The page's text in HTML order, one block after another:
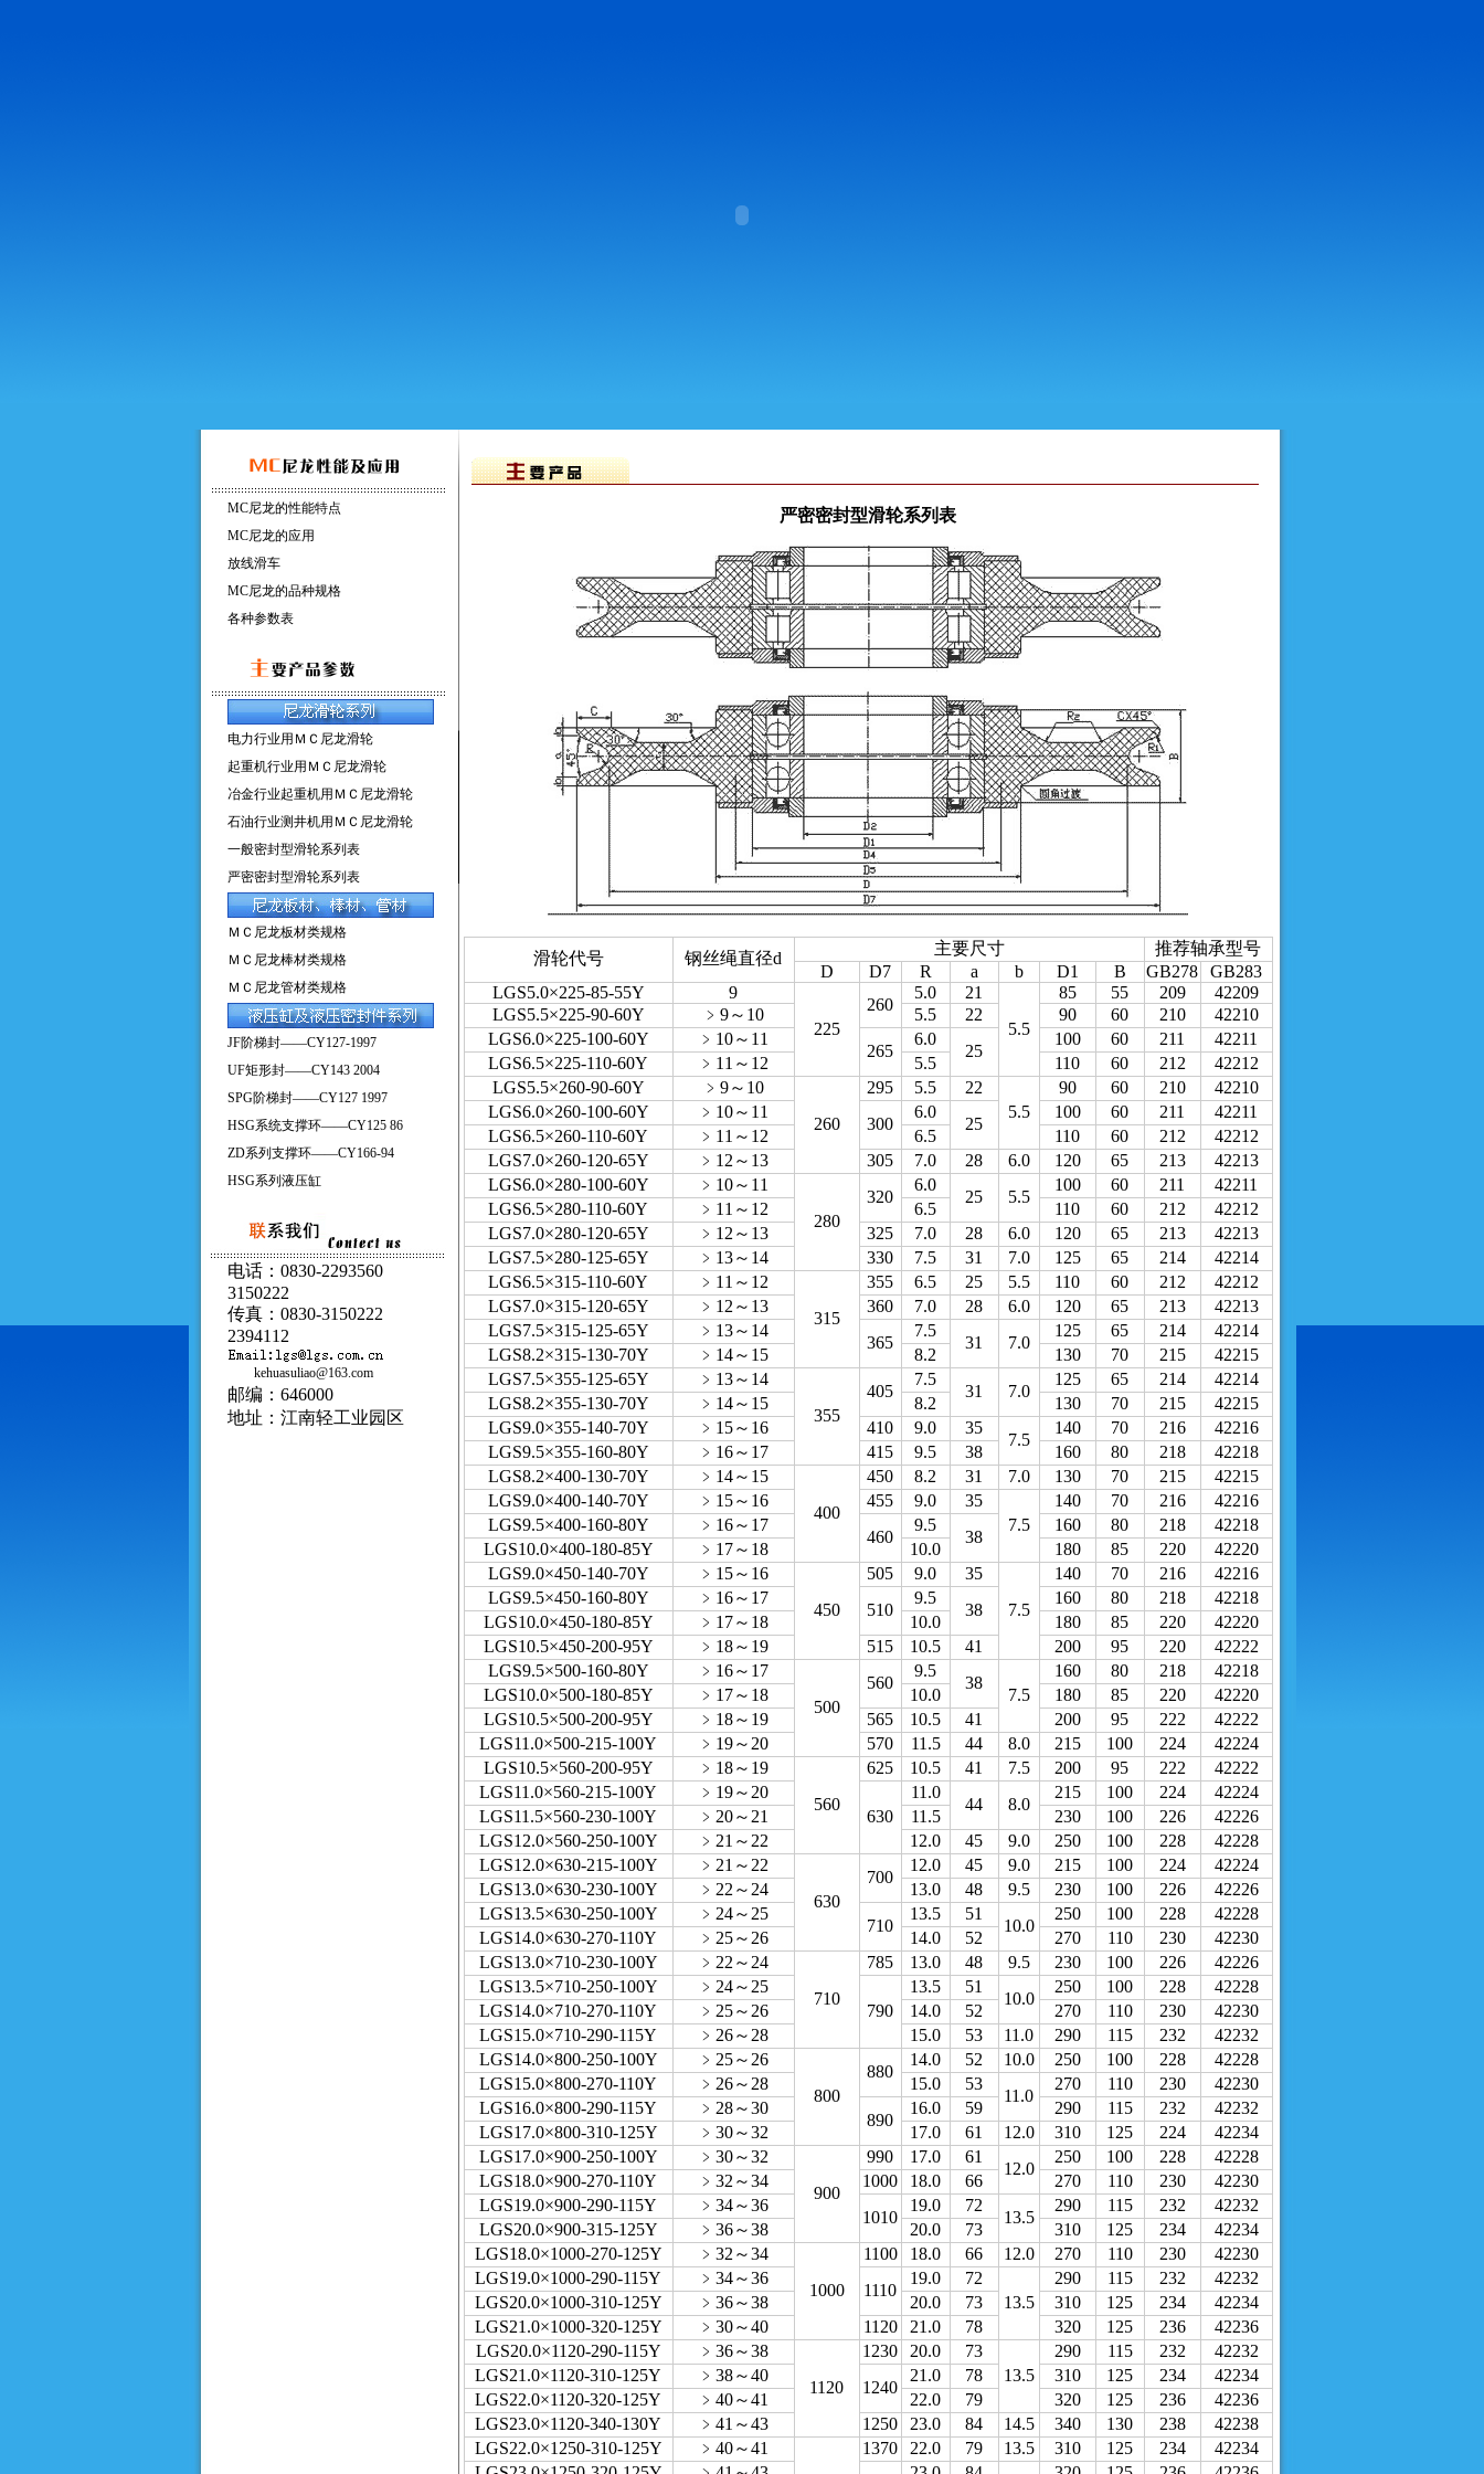
MC尼龙的性能特点
MC尼龙的应用
放线滑车
MC尼龙的品种规格
各种参数表
电力行业用ＭＣ尼龙滑轮
起重机行业用ＭＣ尼龙滑轮
冶金行业起重机用ＭＣ尼龙滑轮
石油行业测井机用ＭＣ尼龙滑轮
一般密封型滑轮系列表
严密密封型滑轮系列表
ＭＣ尼龙板材类规格
ＭＣ尼龙棒材类规格
ＭＣ尼龙管材类规格
JF阶梯封——CY127-1997
UF矩形封——CY143 2004
SPG阶梯封——CY127 1997
HSG系统支撑环——CY125 86
ZD系列支撑环——CY166-94
HSG系列液压缸
电话：0830-2293560
3150222
传真：0830-3150222
2394112
kehuasuliao@163.com
邮编：646000
地址：江南轻工业园区
严密密封型滑轮系列表
滑轮代号 钢丝绳直径d
主要尺寸
推荐轴承型号
D
D7 R a b D1 B GB278
GB283
LGS5.0×225-85-55Y
9
225
260
5.0
21
5.5
85 55 209
42209
LGS5.5×225-90-60Y
﹥9～10 5.5 22 90 60 210
42210
LGS6.0×225-100-60Y
﹥10～11
265
6.0
25
100 60 211
42211
LGS6.5×225-110-60Y
﹥11～12 5.5 110 60 212
42212
LGS5.5×260-90-60Y
﹥9～10
260
295 5.5
22
5.5
90 60 210
42210
LGS6.0×260-100-60Y
﹥10～11
300
6.0
25
100 60 211
42211
LGS6.5×260-110-60Y
﹥11～12 6.5 110 60 212
42212
LGS7.0×260-120-65Y
﹥12～13 305 7.0 28 6.0 120 65 213
42213
LGS6.0×280-100-60Y
﹥10～11
280
320
6.0
25 5.5
100 60 211
42211
LGS6.5×280-110-60Y
﹥11～12 6.5 110 60 212
42212
LGS7.0×280-120-65Y
﹥12～13 325 7.0 28 6.0 120 65 213
42213
LGS7.5×280-125-65Y
﹥13～14 330 7.5 31 7.0 125 65 214
42214
LGS6.5×315-110-60Y
﹥11～12
315
355 6.5 25 5.5 110 60 212
42212
LGS7.0×315-120-65Y
﹥12～13 360 7.0 28 6.0 120 65 213
42213
LGS7.5×315-125-65Y
﹥13～14
365
7.5
31 7.0
125 65 214
42214
LGS8.2×315-130-70Y
﹥14～15 8.2 130 70 215
42215
LGS7.5×355-125-65Y
﹥13～14
355
405
7.5
31 7.0
125 65 214
42214
LGS8.2×355-130-70Y
﹥14～15 8.2 130 70 215
42215
LGS9.0×355-140-70Y
﹥15～16 410 9.0 35
7.5
140 70 216
42216
LGS9.5×355-160-80Y
﹥16～17 415 9.5 38 160 80 218
42218
LGS8.2×400-130-70Y
﹥14～15
400
450 8.2 31 7.0 130 70 215
42215
LGS9.0×400-140-70Y
﹥15～16 455 9.0
35
7.5
140 70 216
42216
LGS9.5×400-160-80Y
﹥16～17
460
9.5
38
160 80 218
42218
LGS10.0×400-180-85Y
﹥17～18 10.0 180 85 220
42220
LGS9.0×450-140-70Y
﹥15～16
450
505 9.0
35
7.5
140 70 216
42216
LGS9.5×450-160-80Y
﹥16～17
510
9.5
38
160 80 218
42218
LGS10.0×450-180-85Y
﹥17～18 10.0 180 85 220
42220
LGS10.5×450-200-95Y
﹥18～19 515 10.5 41 200 95 220
42222
LGS9.5×500-160-80Y
﹥16～17
500
560
9.5
38
7.5
160 80 218
42218
LGS10.0×500-180-85Y
﹥17～18 10.0 180 85 220
42220
LGS10.5×500-200-95Y
﹥18～19 565 10.5 41 200 95 222
42222
LGS11.0×500-215-100Y
﹥19～20 570 11.5 44 8.0 215 100 224
42224
LGS10.5×560-200-95Y
﹥18～19
560
625 10.5 41 7.5 200 95 222
42222
LGS11.0×560-215-100Y
﹥19～20
630
11.0
44 8.0
215 100 224
42224
LGS11.5×560-230-100Y
﹥20～21 11.5 230 100 226
42226
LGS12.0×560-250-100Y
﹥21～22 12.0 45 9.0 250 100 228
42228
LGS12.0×630-215-100Y
﹥21～22
630
700
12.0 45 9.0 215 100 224
42224
LGS13.0×630-230-100Y
﹥22～24 13.0 48 9.5 230 100 226
42226
LGS13.5×630-250-100Y
﹥24～25
710
13.5 51
10.0
250 100 228
42228
LGS14.0×630-270-110Y
﹥25～26 14.0 52 270 110 230
42230
LGS13.0×710-230-100Y
﹥22～24
710
785 13.0 48 9.5 230 100 226
42226
LGS13.5×710-250-100Y
﹥24～25
790
13.5 51
10.0
250 100 228
42228
LGS14.0×710-270-110Y
﹥25～26 14.0 52 270 110 230
42230
LGS15.0×710-290-115Y
﹥26～28 15.0 53 11.0 290 115 232
42232
LGS14.0×800-250-100Y
﹥25～26
800
880
14.0 52 10.0 250 100 228
42228
LGS15.0×800-270-110Y
﹥26～28 15.0 53
11.0
270 110 230
42230
LGS16.0×800-290-115Y
﹥28～30
890
16.0 59 290 115 232
42232
LGS17.0×800-310-125Y
﹥30～32 17.0 61 12.0 310 125 224
42234
LGS17.0×900-250-100Y
﹥30～32
900
990 17.0 61
12.0
250 100 228
42228
LGS18.0×900-270-110Y
﹥32～34 1000 18.0 66 270 110 230
42230
LGS19.0×900-290-115Y
﹥34～36
1010
19.0 72
13.5
290 115 232
42232
LGS20.0×900-315-125Y
﹥36～38 20.0 73 310 125 234
42234
LGS18.0×1000-270-125Y
﹥32～34
1000
1100 18.0 66 12.0 270 110 230
42230
LGS19.0×1000-290-115Y
﹥34～36
1110
19.0
72
13.5
290 115 232
42232
LGS20.0×1000-310-125Y
﹥36～38 20.0 73 310 125 234
42234
LGS21.0×1000-320-125Y
﹥30～40 1120 21.0 78 320 125 236
42236
LGS20.0×1120-290-115Y
﹥36～38
1120
1230 20.0
73
13.5
290 115 232
42232
LGS21.0×1120-310-125Y
﹥38～40
1240
21.0 78 310 125 234
42234
LGS22.0×1120-320-125Y
﹥40～41 22.0 79 320 125 236
42236
LGS23.0×1120-340-130Y
﹥41～43 1250 23.0 84 14.5 340 130 238
42238
LGS22.0×1250-310-125Y
﹥40～41 1370 22.0 79 13.5 310 125 234
42234